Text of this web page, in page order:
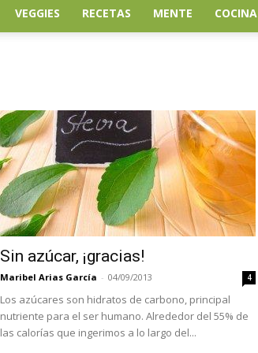
VEGGIES RECETAS MENTE COCINA
Sin azúcar, ¡gracias!
Maribel Arias García - 04/09/2013 4
Los azúcares son hidratos de carbono, principal
nutriente para el ser humano. Alrededor del 55% de
las calorías que ingerimos a lo largo del...